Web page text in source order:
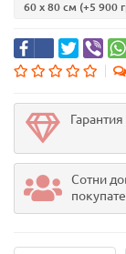
60 х 80 см (+5 900
Сотни